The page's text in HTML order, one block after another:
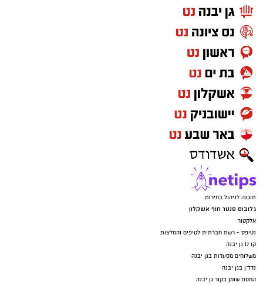
תוכנה לניהול בחירות
גלובוס סנטר חוף אשקלון
אלקטור
נטיפס - רשת חברתית לטיפים והמלצות
קו 17 גן יבנה
משלוחים מסעדות בגן יבנה
נדל"ן בגן יבנה
המסת שומן בקור גן יבנה